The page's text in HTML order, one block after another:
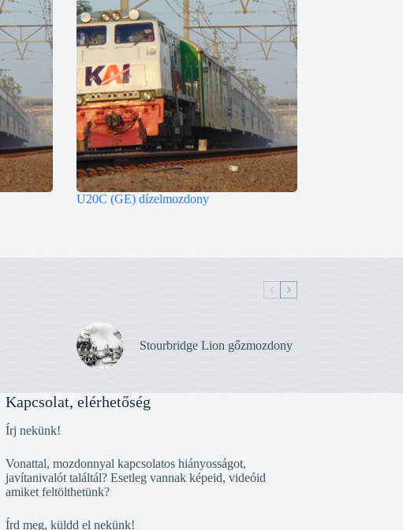
U20C (GE) dízelmozdony
Stourbridge Lion gőzmozdony
Kapcsolat, elérhetőség
Írj nekünk!
Vonattal, mozdonnyal kapcsolatos hiányosságot,
javítanivalót találtál? Esetleg vannak képeid, videóid
amiket feltölthetünk?
Írd meg, küldd el nekünk!